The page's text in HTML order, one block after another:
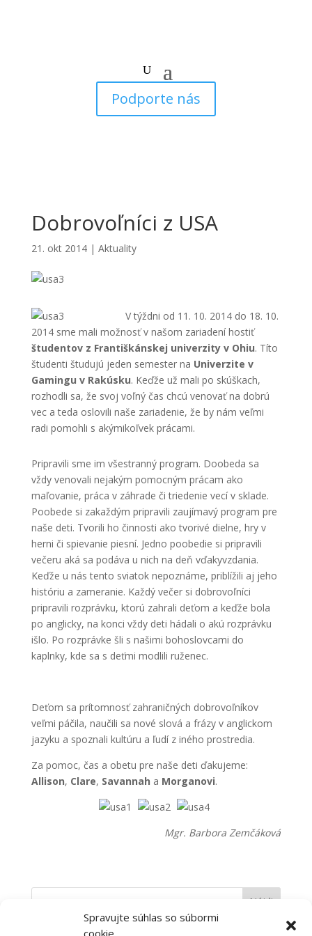
Spravujte súhlas so súbormi
cookie
Podporte nás
Dobrovoľníci z USA
21. okt 2014| Aktuality
V týždni od 11. 10. 2014 do 18. 10.
2014 sme mali možnosť v našom zariadení hostiť
študentov z Františkánskej univerzity v Ohiu. Títo
študenti študujú jeden semester na Univerzite v
Gamingu v Rakúsku. Keďže už mali po skúškach,
rozhodli sa, že svoj voľný čas chcú venovať na dobrú
vec a teda oslovili naše zariadenie, že by nám veľmi
radi pomohli s akýmikoľvek prácami.
Pripravili sme im všestranný program. Doobeda sa
vždy venovali nejakým pomocným prácam ako
maľovanie, práca v záhrade či triedenie vecí v sklade.
Poobede si zakaždým pripravili zaujímavý program pre
naše deti. Tvorili ho činnosti ako tvorivé dielne, hry v
herni či spievanie piesní. Jedno poobedie si pripravili
večeru aká sa podáva u nich na deň vďakyvzdania.
Keďže u nás tento sviatok nepoznáme, priblížili aj jeho
históriu a zameranie. Každý večer si dobrovoľníci
pripravili rozprávku, ktorú zahrali deťom a keďže bola
po anglicky, na konci vždy deti hádali o akú rozprávku
išlo. Po rozprávke šli s našimi bohoslovcami do
kaplnky, kde sa s deťmi modlili ruženec.
Deťom sa prítomnosť zahraničných dobrovoľníkov
veľmi páčila, naučili sa nové slová a frázy v anglickom
jazyku a spoznali kultúru a ľudí z iného prostredia.
Za pomoc, čas a obetu pre naše deti ďakujeme:
Allison, Clare, Savannah a Morganovi.
Mgr. Barbora Zemčáková